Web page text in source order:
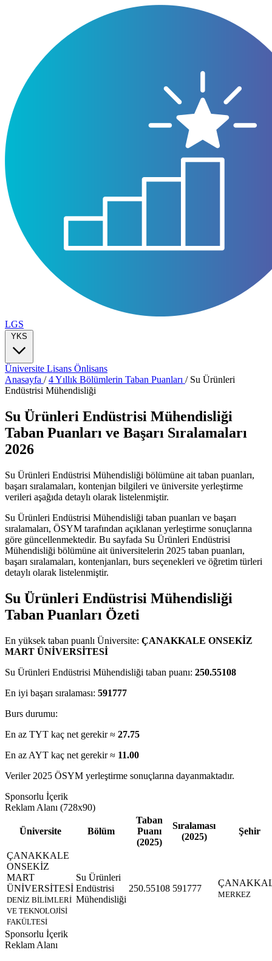
LGS
YKS
Üniversite Lisans Önlisans
Anasayfa /4 Yıllık Bölümlerin Taban Puanları / Su Ürünleri
Endüstrisi Mühendisliği
Su Ürünleri Endüstrisi Mühendisliği
Taban Puanları ve Başarı Sıralamaları
2026
Su Ürünleri Endüstrisi Mühendisliği bölümüne ait taban puanları,
başarı sıralamaları, kontenjan bilgileri ve üniversite yerleştirme
verileri aşağıda detaylı olarak listelenmiştir.
Su Ürünleri Endüstrisi Mühendisliği taban puanları ve başarı
sıralamaları, ÖSYM tarafından açıklanan yerleştirme sonuçlarına
göre güncellenmektedir. Bu sayfada Su Ürünleri Endüstrisi
Mühendisliği bölümüne ait üniversitelerin 2025 taban puanları,
başarı sıralamaları, kontenjanları, burs seçenekleri ve öğretim türleri
detaylı olarak listelenmiştir.
Su Ürünleri Endüstrisi Mühendisliği
Taban Puanları Özeti
En yüksek taban puanlı Üniversite: ÇANAKKALE ONSEKİZ
MART ÜNİVERSİTESİ
Su Ürünleri Endüstrisi Mühendisliği taban puanı: 250.55108
En iyi başarı sıralaması: 591777
Burs durumu:
En az TYT kaç net gerekir ≈ 27.75
En az AYT kaç net gerekir ≈ 11.00
Veriler 2025 ÖSYM yerleştirme sonuçlarına dayanmaktadır.
Sponsorlu İçerik
Reklam Alanı (728x90)
Üniversite Bölüm
Taban
Puanı
(2025)
Sıralaması
(2025)
Şehir
ÇANAKKALE
ONSEKİZ
MART
ÜNİVERSİTESİ
DENİZ BİLİMLERİ
VE TEKNOLOJİSİ
FAKÜLTESİ
Su Ürünleri
Endüstrisi
Mühendisliği
250.55108 591777
MERKEZ
Sponsorlu İçerik
Reklam Alanı